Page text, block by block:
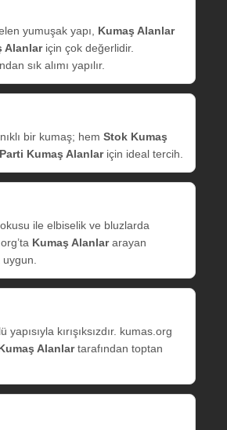
yumuşak yapı, Kumaş Alanlar
Alanlariçin çok değerlidir.
sık alımı yapılır.
bir kumaş; hem Stok Kumaş
Parti Kumaş Alanlariçin ideal tercih.
ile elbiselik ve bluzlarda
Kumaş Alanlararayan
kırışıksızdır. kumas.org
Alanlartarafından toptan